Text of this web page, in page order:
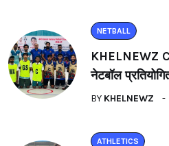
NETBALL
KHELNEWZ
नेटबॉल
BY KHELNEWZ
ATHLETICS